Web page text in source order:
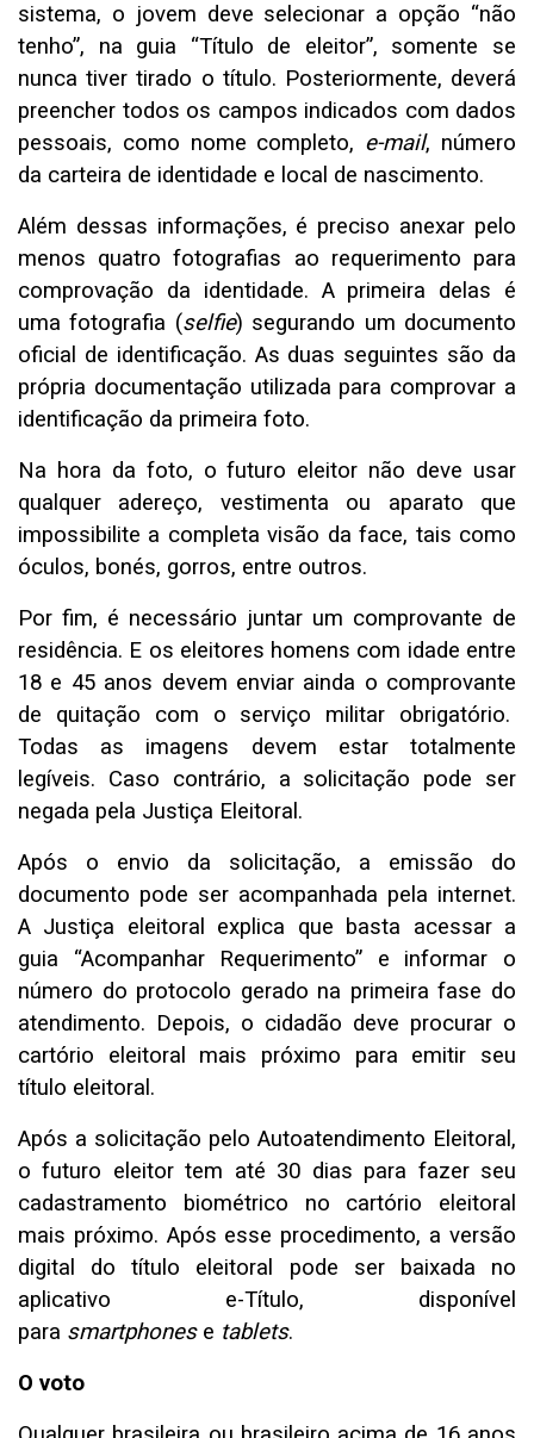
sistema, o jovem deve selecionar a opção “não
tenho”, na guia “Título de eleitor”, somente se
nunca tiver tirado o título. Posteriormente, deverá
preencher todos os campos indicados com dados
pessoais, como nome completo, e-mail, número
da carteira de identidade e local de nascimento.
Além dessas informações, é preciso anexar pelo
menos quatro fotografias ao requerimento para
comprovação da identidade. A primeira delas é
uma fotografia (selfie) segurando um documento
oficial de identificação. As duas seguintes são da
própria documentação utilizada para comprovar a
identificação da primeira foto.
Na hora da foto, o futuro eleitor não deve usar
qualquer adereço, vestimenta ou aparato que
impossibilite a completa visão da face, tais como
óculos, bonés, gorros, entre outros.
Por fim, é necessário juntar um comprovante de
residência. E os eleitores homens com idade entre
18 e 45 anos devem enviar ainda o comprovante
de quitação com o serviço militar obrigatório.
Todas as imagens devem estar totalmente
legíveis. Caso contrário, a solicitação pode ser
negada pela Justiça Eleitoral.
Após o envio da solicitação, a emissão do
documento pode ser acompanhada pela internet.
A Justiça eleitoral explica que basta acessar a
guia “Acompanhar Requerimento” e informar o
número do protocolo gerado na primeira fase do
atendimento. Depois, o cidadão deve procurar o
cartório eleitoral mais próximo para emitir seu
título eleitoral.
Após a solicitação pelo Autoatendimento Eleitoral,
o futuro eleitor tem até 30 dias para fazer seu
cadastramento biométrico no cartório eleitoral
mais próximo. Após esse procedimento, a versão
digital do título eleitoral pode ser baixada no
aplicativo e-Título, disponível
para smartphonese tablets.
O voto